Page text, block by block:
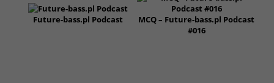
Future-bass.pl Podcast
MCQ – Future-bass.pl Podcast
#016